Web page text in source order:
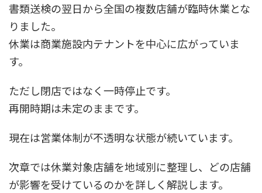
書類送検の翌日から全国の複数店舗が臨時休業とな
りました。
休業は商業施設内テナントを中心に広がっていま
す。
ただし閉店ではなく一時停止です。
再開時期は未定のままです。
現在は営業体制が不透明な状態が続いています。
次章では休業対象店舗を地域別に整理し、どの店舗
が影響を受けているのかを詳しく解説します。